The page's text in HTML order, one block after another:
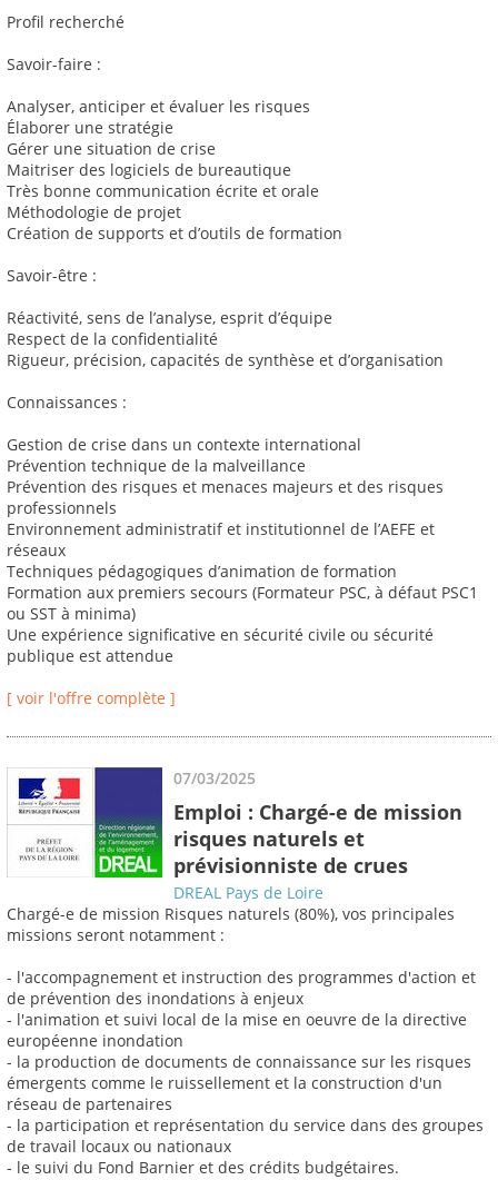
Profil recherché
Savoir-faire :
Analyser, anticiper et évaluer les risques
Élaborer une stratégie
Gérer une situation de crise
Maitriser des logiciels de bureautique
Très bonne communication écrite et orale
Méthodologie de projet
Création de supports et d’outils de formation
Savoir-être :
Réactivité, sens de l’analyse, esprit d’équipe
Respect de la confidentialité
Rigueur, précision, capacités de synthèse et d’organisation
Connaissances :
Gestion de crise dans un contexte international
Prévention technique de la malveillance
Prévention des risques et menaces majeurs et des risques
professionnels
Environnement administratif et institutionnel de l’AEFE et
réseaux
Techniques pédagogiques d’animation de formation
Formation aux premiers secours (Formateur PSC, à défaut PSC1
ou SST à minima)
Une expérience significative en sécurité civile ou sécurité
publique est attendue
[ voir l'offre complète ]
07/03/2025
Emploi : Chargé-e de mission
risques naturels et
prévisionniste de crues
DREAL Pays de Loire
Chargé-e de mission Risques naturels (80%), vos principales
missions seront notamment :
- l'accompagnement et instruction des programmes d'action et
de prévention des inondations à enjeux
- l'animation et suivi local de la mise en oeuvre de la directive
européenne inondation
- la production de documents de connaissance sur les risques
émergents comme le ruissellement et la construction d'un
réseau de partenaires
- la participation et représentation du service dans des groupes
de travail locaux ou nationaux
- le suivi du Fond Barnier et des crédits budgétaires.